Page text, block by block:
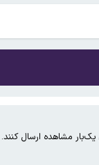
مشاهده ارسال کنند.